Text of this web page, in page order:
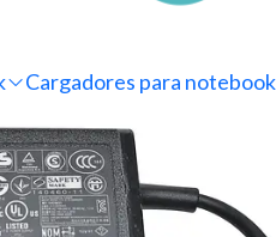
Cargadores para notebook